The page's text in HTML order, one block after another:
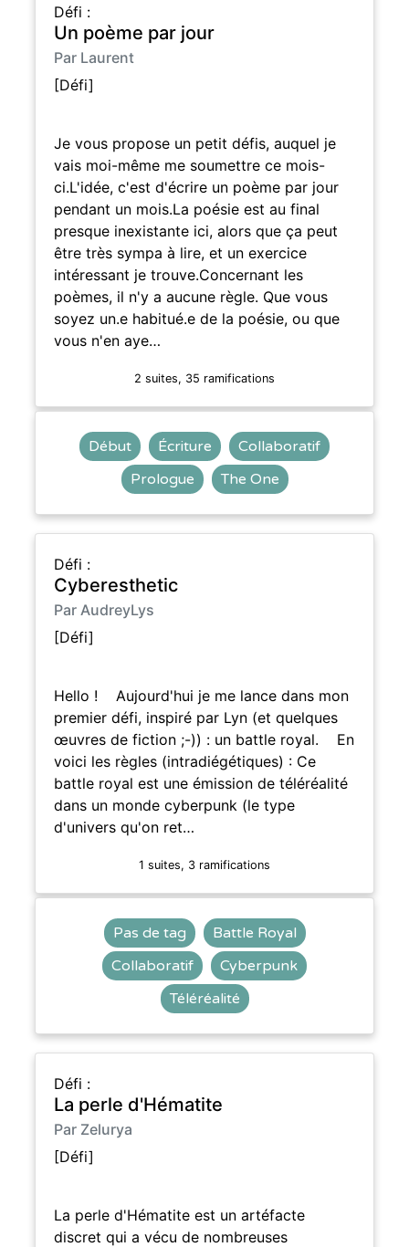
Défi :
Un poème par jour
Par Laurent
[Défi]
Je vous propose un petit défis, auquel je
vais moi-même me soumettre ce mois-
ci.L'idée, c'est d'écrire un poème par jour
pendant un mois.La poésie est au final
presque inexistante ici, alors que ça peut
être très sympa à lire, et un exercice
intéressant je trouve.Concernant les
poèmes, il n'y a aucune règle. Que vous
soyez un.e habitué.e de la poésie, ou que
vous n'en aye…
2 suites, 35 ramifications
Début Écriture
Collaboratif
Prologue
The One
Défi :
Cyberesthetic
Par AudreyLys
[Défi]
Hello ! Aujourd'hui je me lance dans mon
premier défi, inspiré par Lyn (et quelques
œuvres de fiction ;-)) : un battle royal. En
voici les règles (intradiégétiques) : Ce
battle royal est une émission de téléréalité
dans un monde cyberpunk (le type
d'univers qu'on ret…
1 suites, 3 ramifications
Pas de tag
Battle Royal
Collaboratif
Cyberpunk
Téléréalité
Défi :
La perle d'Hématite
Par Zelurya
[Défi]
La perle d'Hématite est un artéfacte
discret qui a vécu de nombreuses